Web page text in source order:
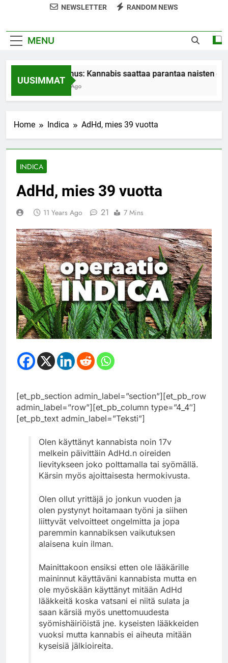
NEWSLETTER RANDOM NEWS
MENU
UUSIMMAT
Tutkimus: Kannabis saattaa parantaa naisten
7 Years Ago
Home Indica AdHd, mies 39 vuotta
INDICA
AdHd, mies 39 vuotta
11 Years Ago 21 7 Mins
[et_pb_section admin_label=”section”][et_pb_row
admin_label=”row”][et_pb_column type=”4_4″]
[et_pb_text admin_label=”Teksti”]
Olen käyttänyt kannabista noin 17v
melkein päivittäin AdHd.n oireiden
lievitykseen joko polttamalla tai syömällä.
Kärsin myös ajoittaisesta hermokivusta.
Olen ollut yrittäjä jo jonkun vuoden ja
olen pystynyt hoitamaan työni ja siihen
liittyvät velvoitteet ongelmitta ja jopa
paremmin kannabiksen vaikutuksen
alaisena kuin ilman.
Mainittakoon ensiksi etten ole lääkärille
maininnut käyttäväni kannabista mutta en
ole myöskään käyttänyt mitään AdHd
lääkkeitä koska vatsani ei niitä sulata ja
saan kärsiä myös unettomuudesta
syömishäiriöistä jne. kyseisten lääkkeiden
vuoksi mutta kannabis ei aiheuta mitään
kyseisiä jälkioireita.